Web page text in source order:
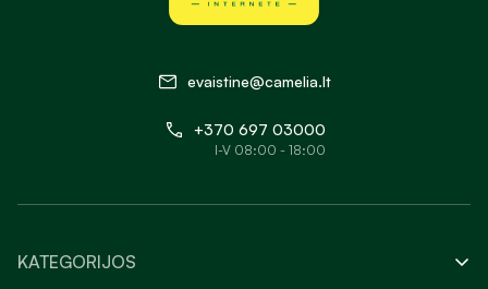
evaistine@camelia.lt
+370 697 03000
I-V 08:00 - 18:00
KATEGORIJOS